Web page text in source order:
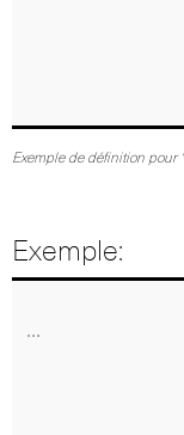
Exemple de définition pour
Exemple: